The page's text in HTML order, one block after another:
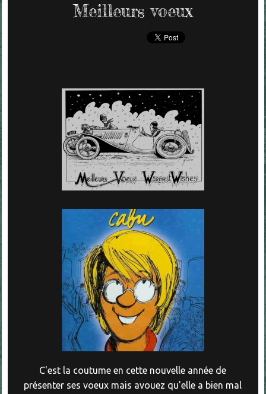
Meilleurs voeux
C'est la coutume en cette nouvelle année de
présenter ses voeux mais avouez qu'elle a bien mal